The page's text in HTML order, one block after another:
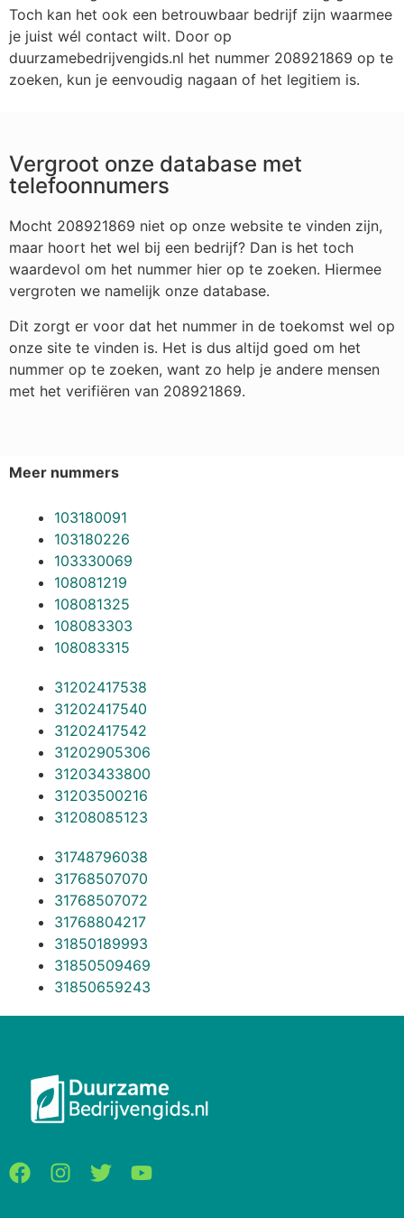
Toch kan het ook een betrouwbaar bedrijf zijn waarmee
je juist wél contact wilt. Door op
duurzamebedrijvengids.nl het nummer 208921869 op te
zoeken, kun je eenvoudig nagaan of het legitiem is.
Vergroot onze database met
telefoonnumers
Mocht 208921869 niet op onze website te vinden zijn,
maar hoort het wel bij een bedrijf? Dan is het toch
waardevol om het nummer hier op te zoeken. Hiermee
vergroten we namelijk onze database.
Dit zorgt er voor dat het nummer in de toekomst wel op
onze site te vinden is. Het is dus altijd goed om het
nummer op te zoeken, want zo help je andere mensen
met het verifiëren van 208921869.
Meer nummers
103180091
103180226
103330069
108081219
108081325
108083303
108083315
31202417538
31202417540
31202417542
31202905306
31203433800
31203500216
31208085123
31748796038
31768507070
31768507072
31768804217
31850189993
31850509469
31850659243